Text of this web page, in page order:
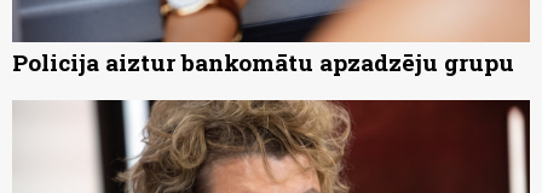
Policija aiztur bankomātu apzadzēju grupu